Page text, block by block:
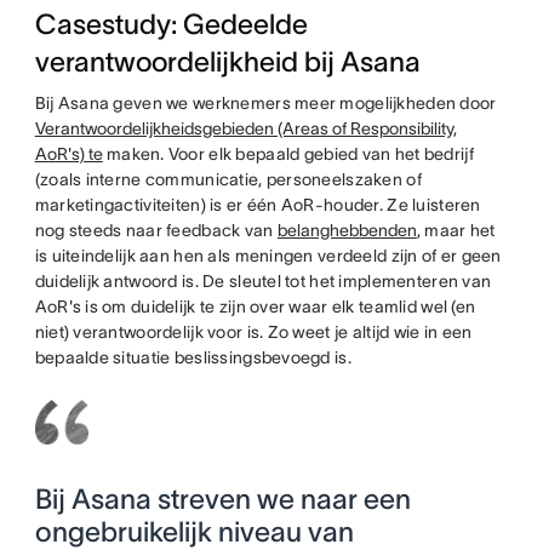
Casestudy: Gedeelde
verantwoordelijkheid bij Asana
Bij Asana geven we werknemers meer mogelijkheden door
Verantwoordelijkheidsgebieden (Areas of Responsibility,
AoR's) temaken. Voor elk bepaald gebied van het bedrijf
(zoals interne communicatie, personeelszaken of
marketingactiviteiten) is er één AoR-houder. Ze luisteren
nog steeds naar feedback van belanghebbenden, maar het
is uiteindelijk aan hen als meningen verdeeld zijn of er geen
duidelijk antwoord is. De sleutel tot het implementeren van
AoR's is om duidelijk te zijn over waar elk teamlid wel (en
niet) verantwoordelijk voor is. Zo weet je altijd wie in een
bepaalde situatie beslissingsbevoegd is.
Bij Asana streven we naar een
ongebruikelijk niveau van